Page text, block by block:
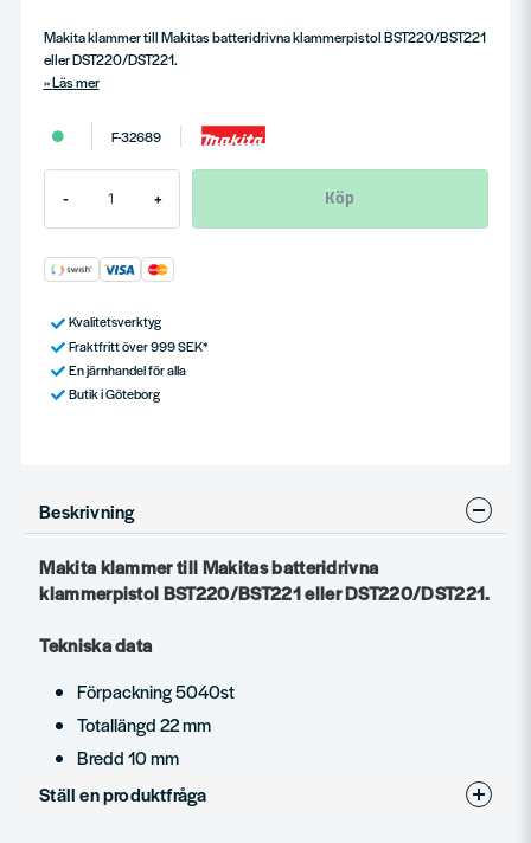
Makita klammer till Makitas batteridrivna klammerpistol BST220/BST221
eller DST220/DST221.
Läs mer
F-32689
- + Köp
Kvalitetsverktyg
Fraktfritt över 999 SEK*
En järnhandel för alla
Butik i Göteborg
Beskrivning
Makita klammer till Makitas batteridrivna
klammerpistol BST220/BST221 eller DST220/DST221.
Tekniska data
Förpackning 5040st
Totallängd 22 mm
Bredd 10 mm
Ställ en produktfråga